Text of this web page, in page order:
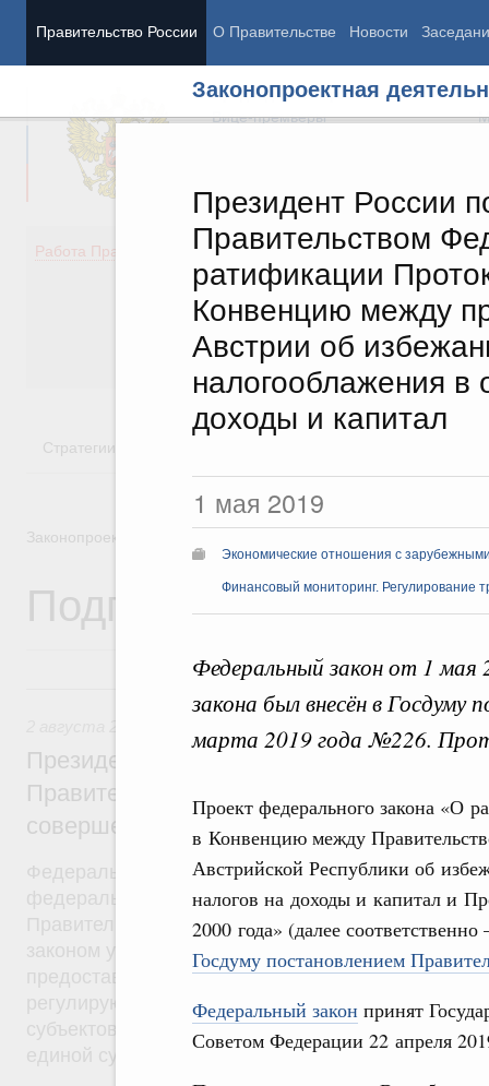
Правительство России О Правительстве Новости
Законопроектная
Президент России
Правительством
ратификации
Конвенцию между
Австрии об
налогооблажения в
доходы и капитал
1 мая 2019
Экономические отношения с
Финансовый мониторинг. Регулирование
Федеральный закон от 1
закона был внесён в
марта 2019 года №226.
Проект федерального закона «О
в Конвенцию между
Австрийской Республики об
налогов на доходы и капитал и
2000 года» (далее
Госдуму постановлением
Федеральный закон принят
Советом Федерации 22 апреля
Председатель Правительства
Вице-премьеры
Работа Правительства
Демография
Здоровье
Образование
Культура
Общество
Государство
Стратегии
Законопроектная деятельность
Подписанные
2 августа 2019, пятница
Президент России подписал
Правительством Федеральный закон,
совершенствование системы
Федеральный закон от 2 августа 2019 года
федерального закона был внесён в Госдуму
Правительства от 24 октября 2018 года №2288-
законом уточняются условия и порядок
предоставления межбюджетных трансфертов.
регулирующие вопросы предоставления
субъектов Федерации из федерального